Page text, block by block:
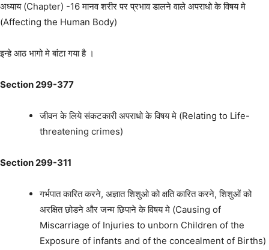
अध्याय (Chapter) -16 मानव शरीर पर प्रभाव डालने वाले अपराधो के विषय मे
(Affecting the Human Body)
इन्हे आठ भागो मे बांटा गया है ।
Section 299-377
जीवन के लिये संकटकारी अपराधो के विषय मे (Relating to Life-
threatening crimes)
Section 299-311
गर्भपात कारित करने, अज्ञात शिशुओ को क्षति कारित करने, शिशुओं को
अरक्षित छोडने और जन्म छिपाने के विषय मे (Causing of
Miscarriage of Injuries to unborn Children of the
Exposure of infants and of the concealment of Births)